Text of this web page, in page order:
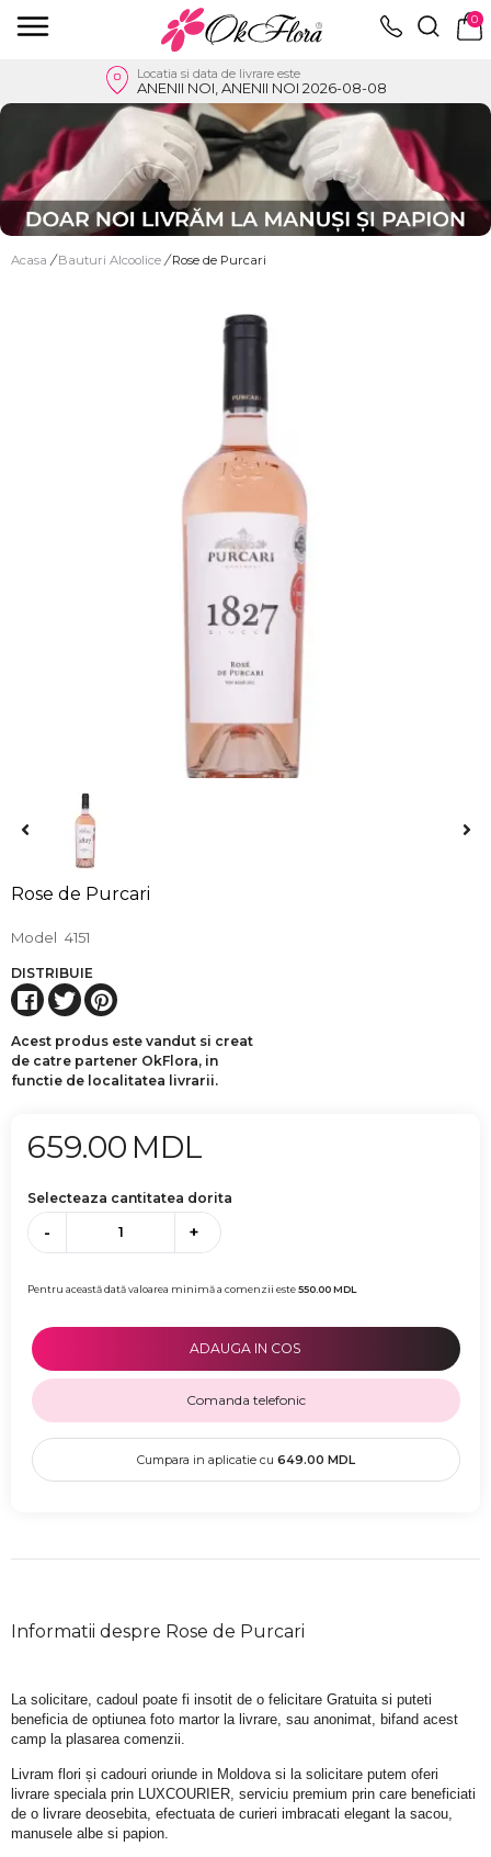
0
Locatia si data de livrare este
ANENII NOI, ANENII NOI 2026-08-08
Acasa / Bauturi Alcoolice / Rose de Purcari
Rose de Purcari
Model 4151
DISTRIBUIE
Acest produs este vandut si creat
de catre partener OkFlora, in
functie de localitatea livrarii.
659.00 MDL
Selecteaza cantitatea dorita
- +
Pentru această dată valoarea minimă a comenzii este550.00MDL
ADAUGA IN COS
Comanda telefonic
Cumpara in aplicatie cu 649.00 MDL
Informatii despre Rose de Purcari
La solicitare, cadoul poate fi insotit de o felicitare Gratuita si puteti
beneficia de optiunea foto martor la livrare, sau anonimat, bifand acest
camp la plasarea comenzii.
Livram flori și cadouri oriunde in Moldova si la solicitare putem oferi
livrare speciala prin LUXCOURIER, serviciu premium prin care beneficiati
de o livrare deosebita, efectuata de curieri imbracati elegant la sacou,
manusele albe si papion.